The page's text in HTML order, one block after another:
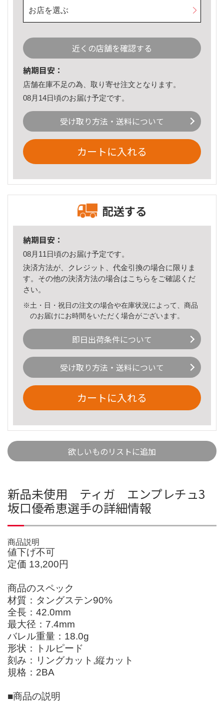
お店を選ぶ
近くの店舗を確認する
納期目安：
店舗在庫不足の為、取り寄せ注文となります。
08月14日頃のお届け予定です。
受け取り方法・送料について
カートに入れる
配送する
納期目安：
08月11日頃のお届け予定です。
決済方法が、クレジット、代金引換の場合に限りま
す。その他の決済方法の場合はこちら をご確認くだ
さい。
※土・日・祝日の注文の場合や在庫状況によって、商品
のお届けにお時間をいただく場合がございます。
即日出荷条件について
受け取り方法・送料について
カートに入れる
欲しいものリストに追加
新品未使用 ティガ エンプレチュ3
坂口優希恵選手の詳細情報
商品説明
値下げ不可
定価 13,200円
商品のスペック
材質：タングステン90%
全長：42.0mm
最大径：7.4mm
バレル重量：18.0g
形状：トルピード
刻み：リングカット,縦カット
規格：2BA
■商品の説明